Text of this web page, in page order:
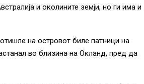
и околините земји, но ги има и
на островот биле патници на
во близина на Окланд, пред да